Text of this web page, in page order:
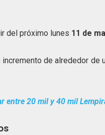
del próximo lunes 11 de
incremento de alrededor de
entre 20 mil y 40 mil